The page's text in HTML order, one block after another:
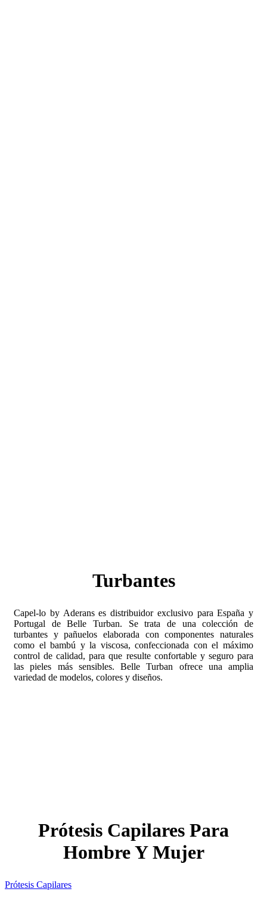
Turbantes
Capel-lo by Aderans es distribuidor exclusivo para España y
Portugal de Belle Turban. Se trata de una colección de
turbantes y pañuelos elaborada con componentes naturales
como el bambú y la viscosa, confeccionada con el máximo
control de calidad, para que resulte confortable y seguro para
las pieles más sensibles. Belle Turban ofrece una amplia
variedad de modelos, colores y diseños.
Prótesis Capilares Para
Hombre Y Mujer
Prótesis Capilares